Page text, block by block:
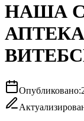
НАША
Опубликовано: